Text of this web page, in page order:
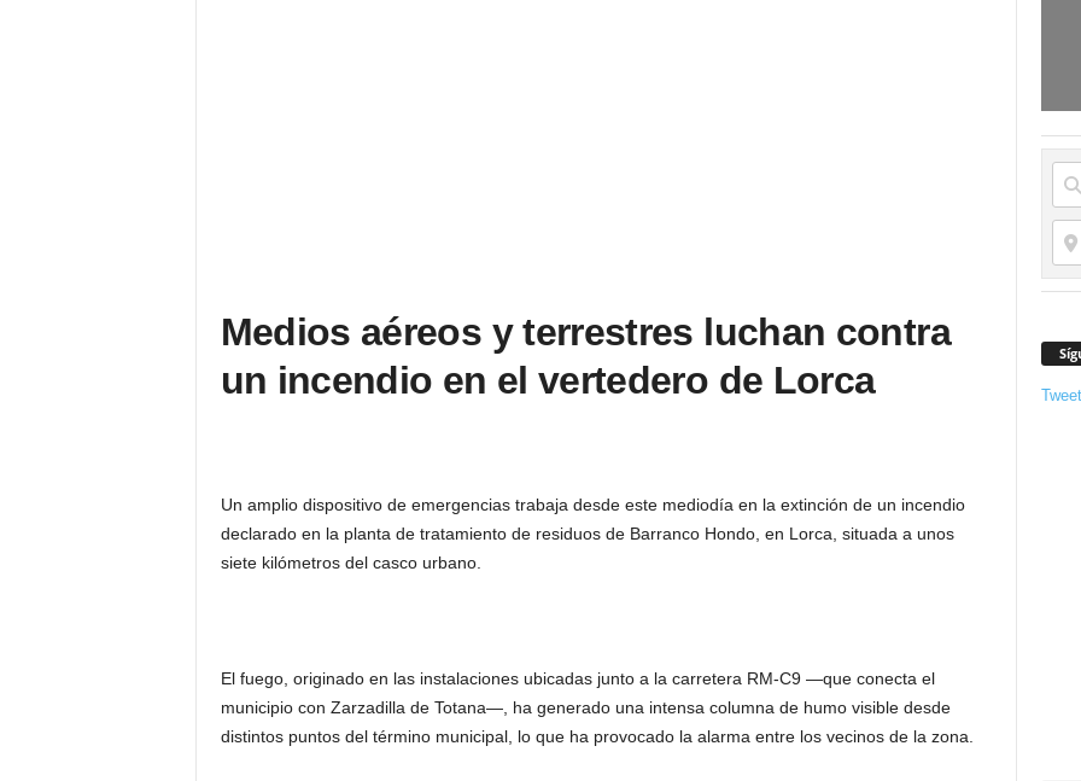
Medios aéreos y terrestres luchan contra
un incendio en el vertedero de Lorca
Un amplio dispositivo de emergencias trabaja desde este mediodía en la extinción de un incendio
declarado en la planta de tratamiento de residuos de Barranco Hondo, en Lorca, situada a unos
siete kilómetros del casco urbano.
El fuego, originado en las instalaciones ubicadas junto a la carretera RM-C9 —que conecta el
municipio con Zarzadilla de Totana—, ha generado una intensa columna de humo visible desde
distintos puntos del término municipal, lo que ha provocado la alarma entre los vecinos de la zona.